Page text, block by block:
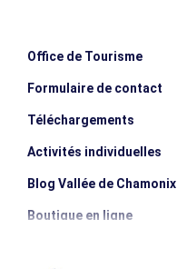
Office de Tourisme
Formulaire de contact
Téléchargements
Activités individuelles
Blog Vallée de Chamonix
Boutique en ligne